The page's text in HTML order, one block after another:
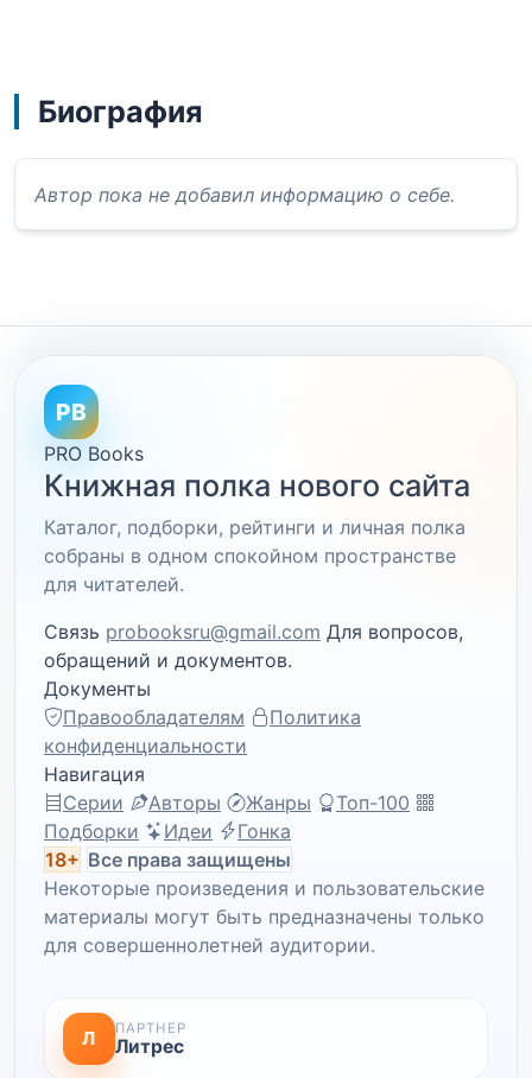
Биография
Автор пока не добавил информацию о себе.
PB
PRO Books
Книжная полка нового сайта
Каталог, подборки, рейтинги и личная полка
собраны в одном спокойном пространстве
для читателей.
Связь probooksru@gmail.com Для вопросов,
обращений и документов.
Документы
Правообладателям
Политика
конфиденциальности
Навигация
Серии
Авторы Жанры
Топ-100
Подборки
Идеи
Гонка
18+ Все права защищены
Некоторые произведения и пользовательские
материалы могут быть предназначены только
для совершеннолетней аудитории.
Л ПАРТНЕР
Литрес